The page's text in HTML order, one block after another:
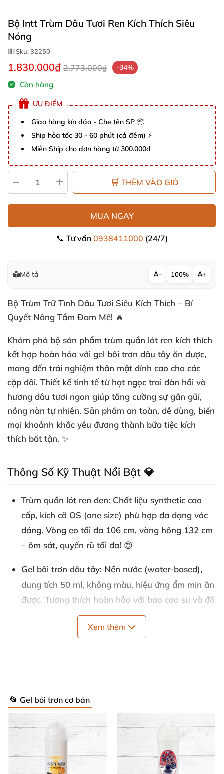
Bộ Intt Trùm Dâu Tươi Ren Kích Thích Siêu
Nóng
Sku:32250
1.830.000₫ 2.773.000₫ -34%
Còn hàng
ƯU ĐIỂM
Giao hàng kín đáo - Che tên SP 📦
Ship hỏa tốc 30 - 60 phút (cả đêm) ⚡
Miễn Ship cho đơn hàng từ 300.000đ
🛒 THÊM VÀO GIỎ
MUA NGAY
📞 Tư vấn 0938411000 (24/7)
Mô tả − 100% +
Bộ Trùm Trữ Tình Dâu Tươi Siêu Kích Thích – Bí
Quyết Nâng Tầm Đam Mê! 🔥
Khám phá bộ sản phẩm trùm quần lót ren kích thích
kết hợp hoàn hảo với gel bôi trơn dâu tây ăn được,
mang đến trải nghiệm thân mật đỉnh cao cho các
cặp đôi. Thiết kế tinh tế từ hạt ngọc trai đàn hồi và
hương dâu tươi ngon giúp tăng cường sự gần gũi,
nồng nàn tự nhiên. Sản phẩm an toàn, dễ dùng, biến
mọi khoảnh khắc yêu đương thành bữa tiệc kích
thích bất tận. ✨
Thông Số Kỹ Thuật Nổi Bật 💎
Trùm quần lót ren đen: Chất liệu synthetic cao
cấp, kích cỡ OS (one size) phù hợp đa dạng vóc
dáng. Vòng eo tối đa 106 cm, vòng hông 132 cm
– ôm sát, quyến rũ tối đa! 😍
Gel bôi trơn dâu tây: Nền nước (water-based),
dung tích 50 ml, không màu, hiệu ứng ẩm mịn ăn
được. Tương thích hoàn hảo với bao cao su và đồ
chơi tình dục mọi chất liệu.
Thành phần gel: Glycerin, nước, propylene glycol,
Bộ sản phẩm từ thương hiệu Brazil, sản xuất tại Bồ
Đào Nha và Brazil, đạt chuẩn chất lượng châu Âu
cao cấp.
Cách Sử Dụng Đơn Giản, Hiệu Quả Cao 🚀
Xem thêm
📂 Gel bôi trơn cơ bản